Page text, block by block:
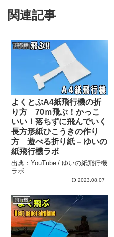
関連記事
飛行機
よくとぶA4紙飛行機の折
り方 70ｍ飛ぶ！かっこ
いい！落ちずに飛んでいく
長方形紙ひこうきの作り
方 遊べる折り紙 – ゆいの
紙飛行機ラボ
出典：YouTube / ゆいの紙飛行機
ラボ
2023.08.07
飛行機